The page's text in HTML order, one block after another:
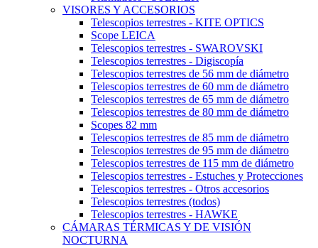
VISORES Y ACCESORIOS
Telescopios terrestres - KITE OPTICS
Scope LEICA
Telescopios terrestres - SWAROVSKI
Telescopios terrestres - Digiscopía
Telescopios terrestres de 56 mm de diámetro
Telescopios terrestres de 60 mm de diámetro
Telescopios terrestres de 65 mm de diámetro
Telescopios terrestres de 80 mm de diámetro
Scopes 82 mm
Telescopios terrestres de 85 mm de diámetro
Telescopios terrestres de 95 mm de diámetro
Telescopios terrestres de 115 mm de diámetro
Telescopios terrestres - Estuches y Protecciones
Telescopios terrestres - Otros accesorios
Telescopios terrestres (todos)
Telescopios terrestres - HAWKE
CÁMARAS TÉRMICAS Y DE VISIÓN
NOCTURNA